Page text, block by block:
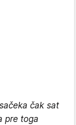
čak sat
pre toga